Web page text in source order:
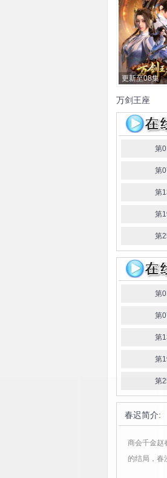
更新至08集
万剑王座
第
第
第
第
第
第
第
第
第
第
春迟简介:
商会千金赵
的结局，春